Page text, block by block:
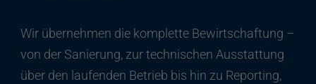
Wir übernehmen die komplette Bewirtschaftung –
von der Sanierung, zur technischen Ausstattung
über den laufenden Betrieb bis hin zu Reporting,